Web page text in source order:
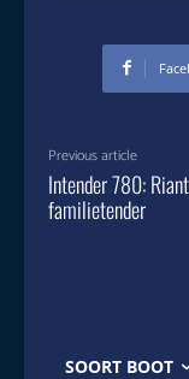
Previous article
Intender 780:
familietender
SOORT BOOT